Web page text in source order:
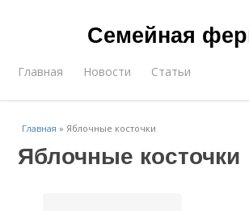
Семейная
Главная Новости Статьи
Главная »Яблочные косточки
Яблочные косточки